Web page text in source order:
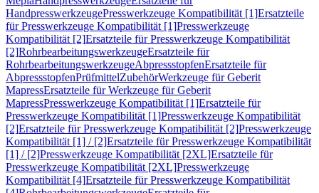
HandpresswerkzeugePresswerkzeuge Kompatibilität [1]Ersatzteile
für Presswerkzeuge Kompatibilität [1]Presswerkzeuge
Kompatibilität [2]Ersatzteile für Presswerkzeuge Kompatibilität
[2]RohrbearbeitungswerkzeugeErsatzteile für
RohrbearbeitungswerkzeugeAbpressstopfenErsatzteile für
AbpressstopfenPrüfmittelZubehörWerkzeuge für Geberit
MapressErsatzteile für Werkzeuge für Geberit
MapressPresswerkzeuge Kompatibilität [1]Ersatzteile für
Presswerkzeuge Kompatibilität [1]Presswerkzeuge Kompatibilität
[2]Ersatzteile für Presswerkzeuge Kompatibilität [2]Presswerkzeuge
Kompatibilität [1] / [2]Ersatzteile für Presswerkzeuge Kompatibilität
[1] / [2]Presswerkzeuge Kompatibilität [2XL]Ersatzteile für
Presswerkzeuge Kompatibilität [2XL]Presswerkzeuge
Kompatibilität [4]Ersatzteile für Presswerkzeuge Kompatibilität